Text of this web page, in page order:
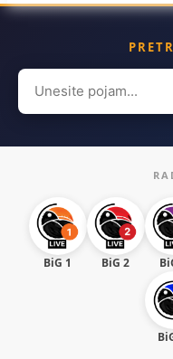
Search
for:
BiG 1 BiG 2